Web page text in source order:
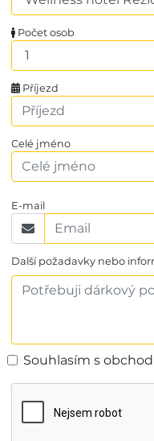
Počet osob
Příjezd
Celé jméno
E-mail
Další požadavky nebo
Souhlasím s